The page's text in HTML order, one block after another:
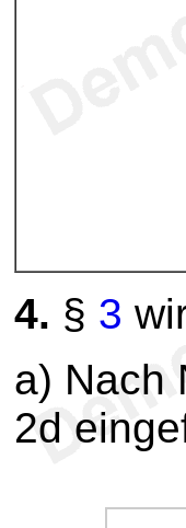
4. § 3
a) Nach
2d